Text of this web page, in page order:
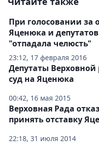
23:12, 17 февраля 2016
При голосовании за
Яценюка и
"отпадала челюсть"
00:42, 16 мая 2015
Депутаты
суд на Яценюка
22:18, 31 июля 2014
Верховная Рада
принять отставку